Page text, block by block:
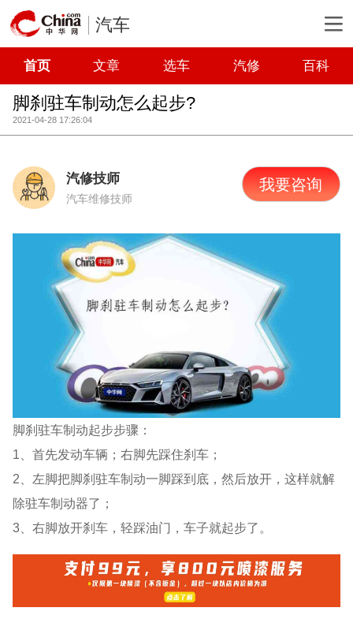
汽车
首页 文章 选车 汽修 百科
脚刹驻车制动怎么起步?
2021-04-28 17:26:04
汽修技师
汽车维修技师
我要咨询
脚刹驻车制动起步步骤：
1、首先发动车辆；右脚先踩住刹车；
2、左脚把脚刹驻车制动一脚踩到底，然后放开，这样就解
除驻车制动器了；
3、右脚放开刹车，轻踩油门，车子就起步了。